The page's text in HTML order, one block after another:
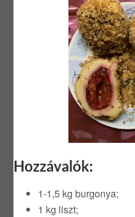
Hozzávalók:
1-1,5 kg burgonya;
1 kg liszt;